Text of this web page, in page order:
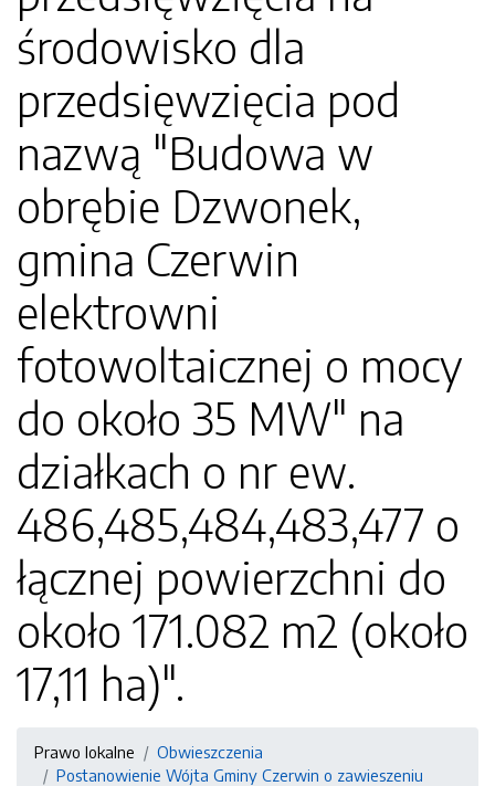
środowisko dla
przedsięwzięcia pod
nazwą "Budowa w
obrębie Dzwonek,
gmina Czerwin
elektrowni
fotowoltaicznej o mocy
do około 35 MW" na
działkach o nr ew.
486,485,484,483,477 o
łącznej powierzchni do
około 171.082 m2 (około
17,11 ha)".
Prawo lokalne
Obwieszczenia
Postanowienie Wójta Gminy Czerwin o zawieszeniu